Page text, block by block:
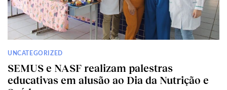
UNCATEGORIZED
SEMUS e NASF realizam palestras
educativas em alusão ao Dia da Nutrição e